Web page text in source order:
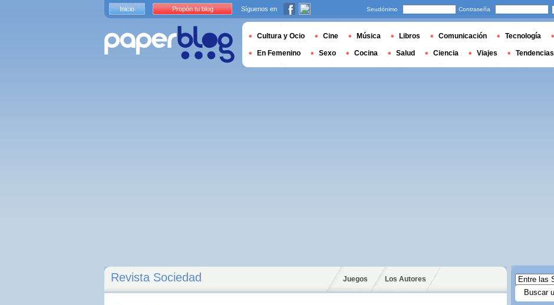
Revista Sociedad Juegos Los Autores
Inicio Propón tu blog Síguenos en Seudónimo Contraseña
Cultura y Ocio Cine Música Libros Comunicación Tecnología
En Femenino Sexo Cocina Salud Ciencia Viajes Tendencias